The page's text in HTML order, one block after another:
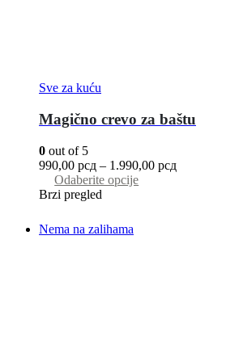
Sve za kuću
Magično crevo za baštu
0 out of 5
990,00 рсд – 1.990,00 рсд
Odaberite opcije
Brzi pregled
Nema na zalihama